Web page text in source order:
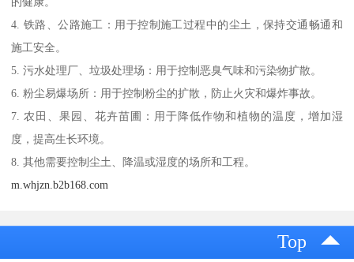
4. 铁路、公路施工：用于控制施工过程中的尘土，保持交通畅通和
施工安全。
5. 污水处理厂、垃圾处理场：用于控制恶臭气味和污染物扩散。
6. 粉尘易爆场所：用于控制粉尘的扩散，防止火灾和爆炸事故。
7. 农田、果园、花卉苗圃：用于降低作物和植物的温度，增加湿
度，提高生长环境。
8. 其他需要控制尘土、降温或湿度的场所和工程。
m.whjzn.b2b168.com
Top